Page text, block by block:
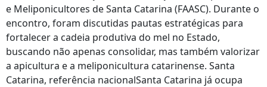
e Meliponicultores de Santa Catarina (FAASC). Durante o
encontro, foram discutidas pautas estratégicas para
fortalecer a cadeia produtiva do mel no Estado,
buscando não apenas consolidar, mas também valorizar
a apicultura e a meliponicultura catarinense. Santa
Catarina, referência nacionalSanta Catarina já ocupa